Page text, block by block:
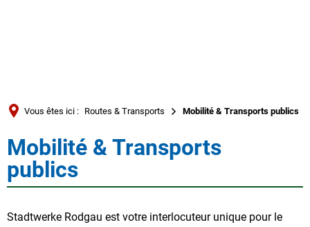
Русский
Vous êtes ici : Routes & Transports Mobilité & Transports publics
Mobilité
&
Transports
Mobilité & Transports
publics
Stadtwerke Rodgau est votre interlocuteur unique pour le